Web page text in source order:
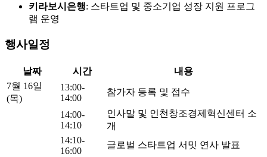
키라보시은행: 스타트업 및 중소기업 성장 지원 프로그
램 운영
행사일정
날짜 시간
내용
7월 16일
(목)
13:00-
14:00
참가자 등록 및 접수
14:00-
14:10
인사말 및 인천창조경제혁신센터 소
개
14:10-
16:00
글로벌 스타트업 서밋 연사 발표